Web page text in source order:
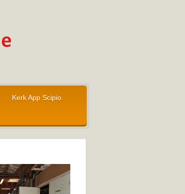
Kerk App Scipio